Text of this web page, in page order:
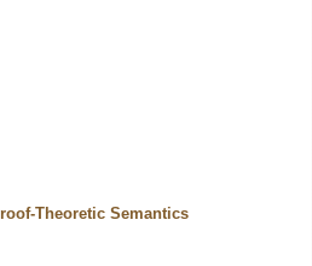
Theoretic Semantics